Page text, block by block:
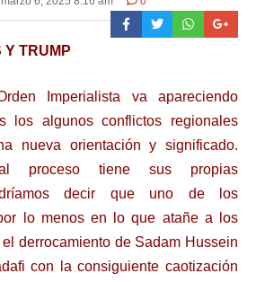
Y TRUMP
Imperialista va apareciendo
los algunos conflictos regionales
nueva orientación y significado.
proceso tiene sus propias
decir que uno de los
lo menos en lo que atañe a los
derrocamiento de Sadam Hussein
con la consiguiente caotización